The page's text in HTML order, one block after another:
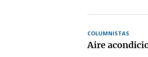
COLUMNISTAS
Aire